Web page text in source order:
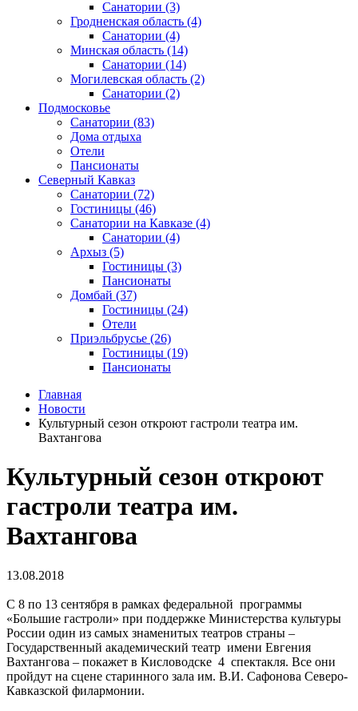
Санатории (3)
Гродненская область (4)
Санатории (4)
Минская область (14)
Санатории (14)
Могилевская область (2)
Санатории (2)
Подмосковье
Санатории (83)
Дома отдыха
Отели
Пансионаты
Северный Кавказ
Санатории (72)
Гостиницы (46)
Санатории на Кавказе (4)
Санатории (4)
Архыз (5)
Гостиницы (3)
Пансионаты
Домбай (37)
Гостиницы (24)
Отели
Приэльбрусье (26)
Гостиницы (19)
Пансионаты
Главная
Новости
Культурный сезон откроют гастроли театра им.
Вахтангова
Культурный сезон откроют
гастроли театра им.
Вахтангова
13.08.2018
С 8 по 13 сентября в рамках федеральной программы
«Большие гастроли» при поддержке Министерства культуры
России один из самых знаменитых театров страны –
Государственный академический театр имени Евгения
Вахтангова – покажет в Кисловодске 4 спектакля. Все они
пройдут на сцене старинного зала им. В.И. Сафонова Северо-
Кавказской филармонии.